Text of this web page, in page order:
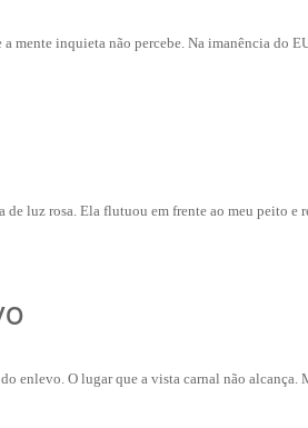
mente inquieta não percebe. Na imanência do
luz rosa. Ela flutuou em frente ao meu peito
enlevo. O lugar que a vista carnal não alcança.